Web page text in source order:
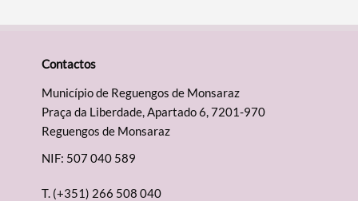
Contactos
Município de Reguengos de Monsaraz
Praça da Liberdade, Apartado 6, 7201-970
Reguengos de Monsaraz
NIF: 507 040 589
T. (+351) 266 508 040